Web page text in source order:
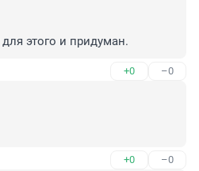
этого и придуман.
+0 –0
+0 –0